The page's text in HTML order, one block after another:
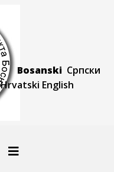
Bosanski Српски
Hrvatski English